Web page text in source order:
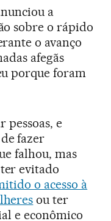
a
sobre o rápido
o avanço
afegãs
porque foram
pessoas, e
fazer
falhou, mas
evitado
o acesso à
ou ter
e econômico